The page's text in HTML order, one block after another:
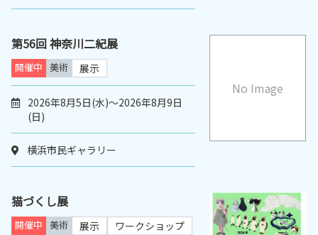
No Image
第56回 神奈川二紀展
開催中 美術 展示
2026年8月5日(水)～2026年8月9日
(日)
横浜市民ギャラリー
猫づくし展
開催中 美術 展示 ワークショップ